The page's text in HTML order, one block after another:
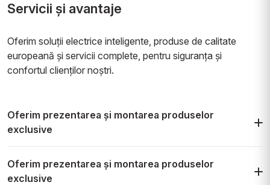
Servicii și avantaje
Oferim soluții electrice inteligente, produse de calitate
europeană și servicii complete, pentru siguranța și
confortul clienților noștri.
Oferim prezentarea și montarea produselor
exclusive
montarea profesională a tuturor produselor din gama
Oferim prezentarea și montarea produselor
exclusive